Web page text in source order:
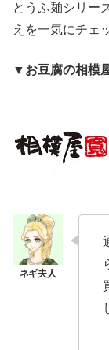
とうふ麺シリー
えを一気にチェ
▼お豆腐の相模